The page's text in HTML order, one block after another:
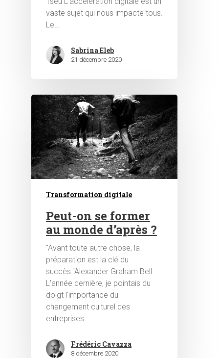
vaste sujet qui nous impacte tous.
Le…
Sabrina Eleb
21 décembre 2020
Transformation digitale
Peut-on se former
au monde d’après ?
"Avant toute autre chose, la
préparation est la clé du
succès."Alexander Graham Bell
L'année dernière, je pointais du
doigt l'importance du
changement culturel des
entreprises…
Frédéric Cavazza
8 décembre 2020